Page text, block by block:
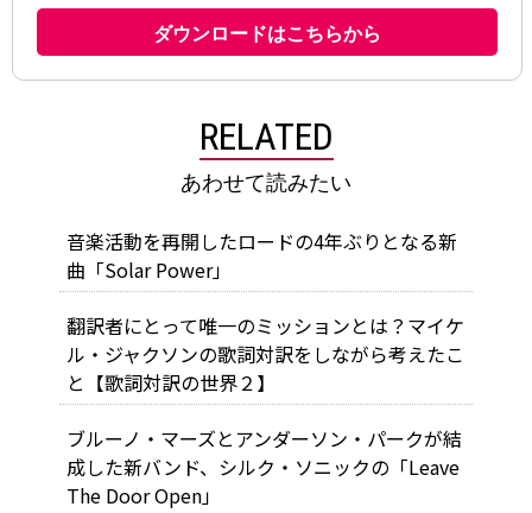
RELATED
あわせて読みたい
音楽活動を再開したロードの4年ぶりとなる新
曲「Solar Power」
翻訳者にとって唯一のミッションとは？マイケ
ル・ジャクソンの歌詞対訳をしながら考えたこ
と【歌詞対訳の世界２】
ブルーノ・マーズとアンダーソン・パークが結
成した新バンド、シルク・ソニックの「Leave
The Door Open」